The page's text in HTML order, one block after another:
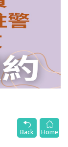
Back Home